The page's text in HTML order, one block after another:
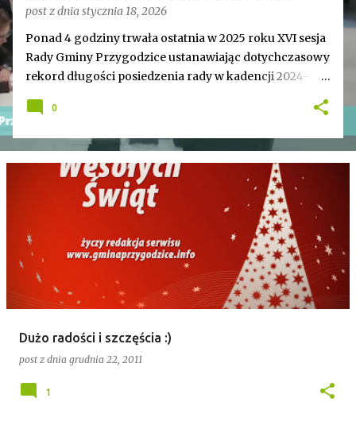
post z dniastycznia 18, 2026
Ponad 4 godziny trwała ostatnia w 2025 roku XVI sesja
Rady Gminy Przygodzice ustanawiając dotychczasowy
rekord długości posiedzenia rady w kadencji 2024-
„ZMIANA”. Jednym z pierwszych punktów był bowiem
Wnuk finalnie stracił stanowisko, a nową
przewodniczącą została Joanna Jabłecka -
dotychczasowa wiceprzewodnicząca.
0
Dużo radości i szczęścia :)
post z dnia grudnia 22, 2011
1